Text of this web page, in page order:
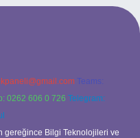
Teams:
0262 606 0 726 Telegram:
gereğince Bilgi Teknolojileri ve